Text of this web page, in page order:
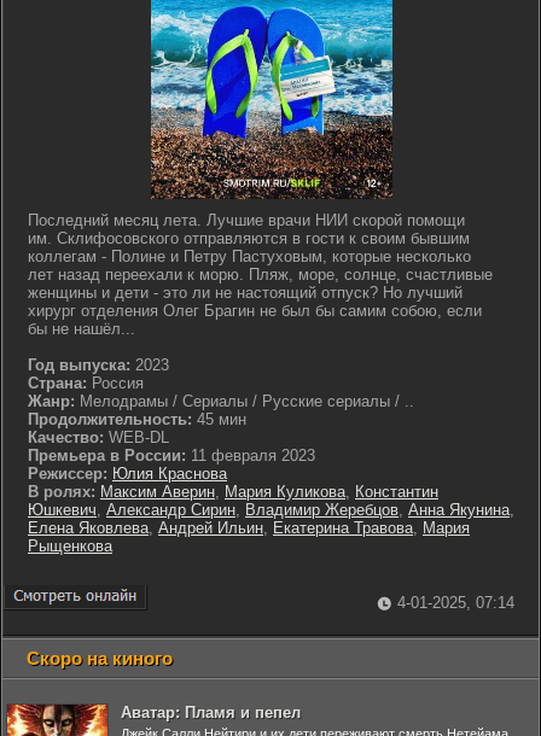
Последний месяц лета. Лучшие врачи НИИ скорой помощи
им. Склифосовского отправляются в гости к своим бывшим
коллегам - Полине и Петру Пастуховым, которые несколько
лет назад переехали к морю. Пляж, море, солнце, счастливые
женщины и дети - это ли не настоящий отпуск? Но лучший
хирург отделения Олег Брагин не был бы самим собою, если
бы не нашёл...
Год выпуска: 2023
Страна: Россия
Жанр: Мелодрамы / Сериалы / Русские сериалы / ..
Продолжительность: 45 мин
Качество: WEB-DL
Премьера в России: 11 февраля 2023
Режиссер: Юлия Краснова
В ролях: Максим Аверин, Мария Куликова, Константин
Юшкевич, Александр Сирин, Владимир Жеребцов, Анна Якунина,
Елена Яковлева, Андрей Ильин, Екатерина Травова, Мария
Рыщенкова
4-01-2025, 07:14
Скоро на киного
Аватар: Пламя и пепел